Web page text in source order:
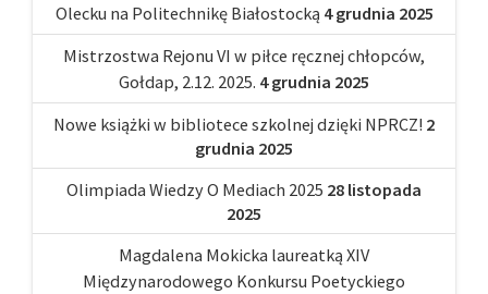
Olecku na Politechnikę Białostocką 4 grudnia 2025
Mistrzostwa Rejonu VI w piłce ręcznej chłopców,
Gołdap, 2.12. 2025. 4 grudnia 2025
Nowe książki w bibliotece szkolnej dzięki NPRCZ! 2
grudnia 2025
Olimpiada Wiedzy O Mediach 2025 28 listopada
2025
Magdalena Mokicka laureatką XIV
Międzynarodowego Konkursu Poetyckiego